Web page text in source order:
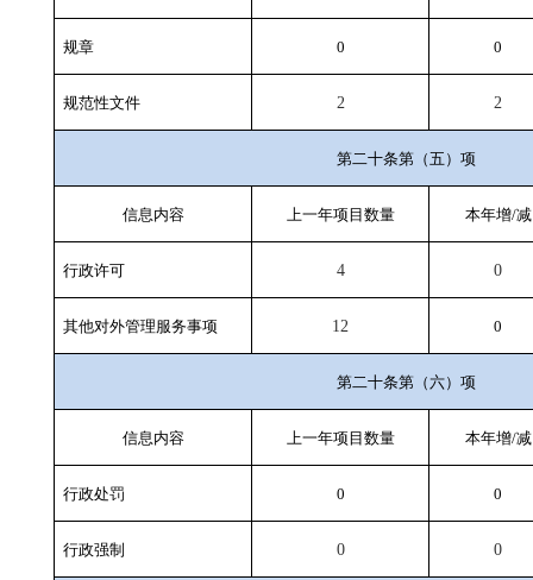
规章 0 0
规范性文件 2 2
第二十条第（五）项
信息内容 上一年项目数量 本年增/减
行政许可 4 0
其他对外管理服务事项 12 0
第二十条第（六）项
信息内容 上一年项目数量 本年增/减
行政处罚 0 0
行政强制 0 0